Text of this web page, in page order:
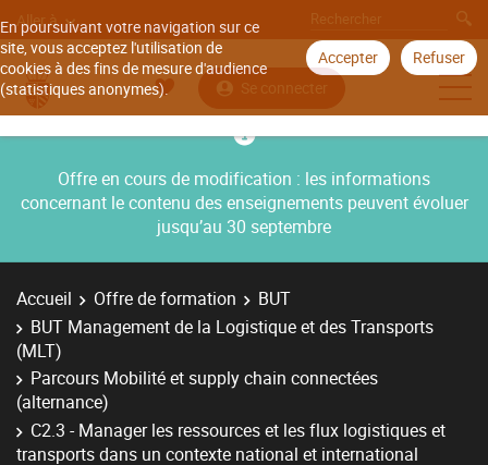
En poursuivant votre navigation sur ce
site, vous acceptez l'utilisation de
cookies à des fins de mesure d'audience
(statistiques anonymes).
Accepter Refuser
Aller à
Se connecter
Offre en cours de modification : les informations
concernant le contenu des enseignements peuvent évoluer
jusqu’au 30 septembre
Accueil Offre de formation
BUT
BUT Management de la Logistique et des Transports
(MLT)
Parcours Mobilité et supply chain connectées
(alternance)
C2.3 - Manager les ressources et les flux logistiques et
transports dans un contexte national et international